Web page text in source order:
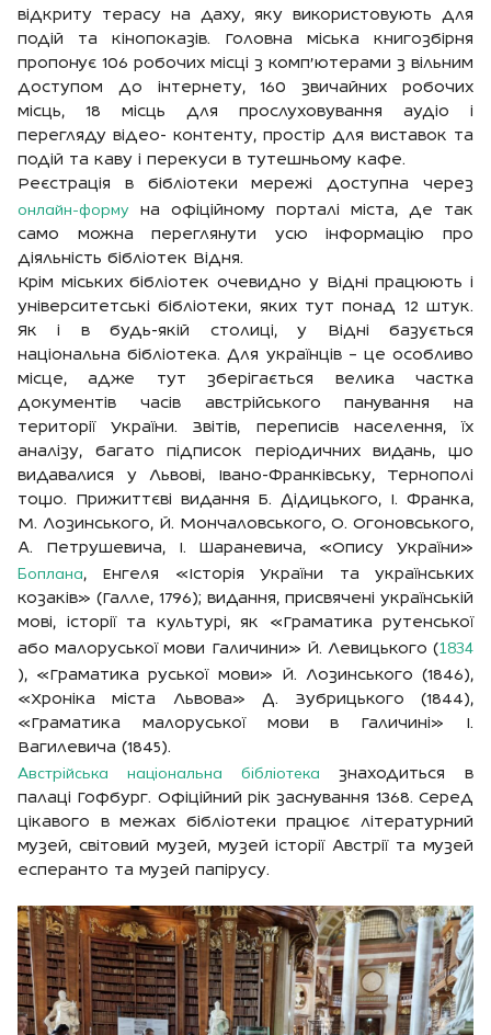
відкриту терасу на даху, яку використовують для
подій та кінопоказів. Головна міська книгозбірня
пропонує 106 робочих місці з комп’ютерами з вільним
доступом до інтернету, 160 звичайних робочих
місць, 18 місць для прослуховування аудіо і
перегляду відео- контенту, простір для виставок та
подій та каву і перекуси в тутешньому кафе.
Реєстрація в бібліотеки мережі доступна через
онлайн-форму на офіційному порталі міста, де так
само можна переглянути усю інформацію про
діяльність бібліотек Відня.
Крім міських бібліотек очевидно у Відні працюють і
університетські бібліотеки, яких тут понад 12 штук.
Як і в будь-якій столиці, у Відні базується
національна бібліотека. Для українців – це особливо
місце, адже тут зберігається велика частка
документів часів австрійського панування на
території України. Звітів, переписів населення, їх
аналізу, багато підписок періодичних видань, що
видавалися у Львові, Івано-Франківську, Тернополі
тощо. Прижиттєві видання Б. Дідицького, І. Франка,
М. Лозинського, Й. Мончаловського, О. Огоновського,
А. Петрушевича, І. Шараневича, «Опису України»
Боплана, Енгеля «Історія України та українських
козаків» (Галле, 1796); видання, присвячені українській
мові, історії та культурі, як «Граматика рутенської
або малоруської мови Галичини» Й. Левицького (1834
), «Граматика руської мови» Й. Лозинського (1846),
«Хроніка міста Львова» Д. Зубрицького (1844),
«Граматика малоруської мови в Галичині» І.
Вагилевича (1845).
Австрійська національна бібліотека знаходиться в
палаці Гофбург. Офіційний рік заснування 1368. Серед
цікавого в межах бібліотеки працює літературний
музей, світовий музей, музей історії Австрії та музей
есперанто та музей папірусу.